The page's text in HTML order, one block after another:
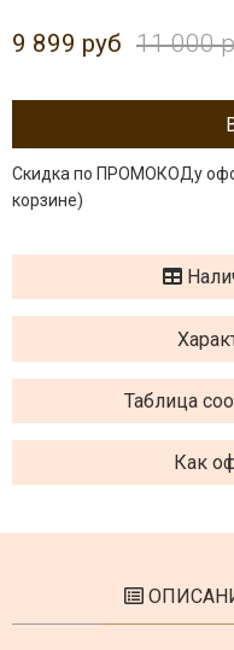
9 899 руб 11 000
Скидка по ПРОМОКОДу
корзине)
Таблица
Как